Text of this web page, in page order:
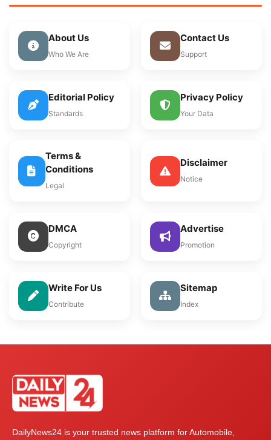
About Us
Who We Are
Contact Us
Support
Editorial Policy
Standards
Privacy Policy
Your Data
Terms &
Conditions
Legal
Disclaimer
Notice
DMCA
Copyright
Advertise
Promotion
Write For Us
Contribute
Sitemap
Index
DailyNews24 is your trusted news platform for Automobile,